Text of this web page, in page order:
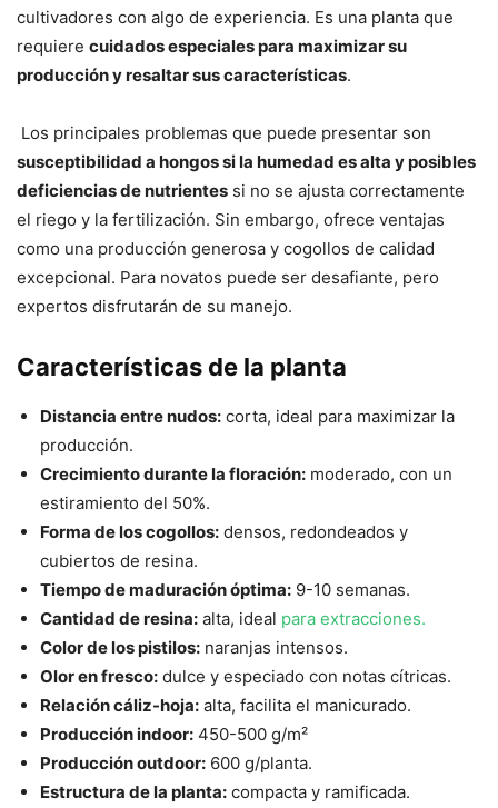
cultivadores con algo de experiencia. Es una planta que
requiere cuidados especiales para maximizar su
producción y resaltar sus características.
Los principales problemas que puede presentar son
susceptibilidad a hongos si la humedad es alta y posibles
deficiencias de nutrientes si no se ajusta correctamente
el riego y la fertilización. Sin embargo, ofrece ventajas
como una producción generosa y cogollos de calidad
excepcional. Para novatos puede ser desafiante, pero
expertos disfrutarán de su manejo.
Características de la planta
Distancia entre nudos: corta, ideal para maximizar la
producción.
Crecimiento durante la floración: moderado, con un
estiramiento del 50%.
Forma de los cogollos: densos, redondeados y
cubiertos de resina.
Tiempo de maduración óptima: 9-10 semanas.
Cantidad de resina: alta, ideal para extracciones.
Color de los pistilos: naranjas intensos.
Olor en fresco: dulce y especiado con notas cítricas.
Relación cáliz-hoja: alta, facilita el manicurado.
Producción indoor: 450-500 g/m²
Producción outdoor: 600 g/planta.
Estructura de la planta: compacta y ramificada.